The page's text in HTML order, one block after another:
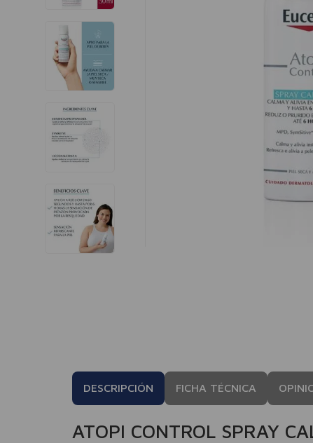
DESCRIPCIÓN FICHA TÉCNICA
ATOPI CONTROL SPRAY